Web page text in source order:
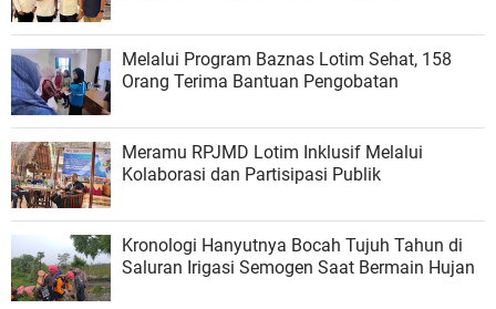
Melalui Program Baznas Lotim Sehat, 158
Orang Terima Bantuan Pengobatan
Meramu RPJMD Lotim Inklusif Melalui
Kolaborasi dan Partisipasi Publik
Kronologi Hanyutnya Bocah Tujuh Tahun di
Saluran Irigasi Semogen Saat Bermain Hujan